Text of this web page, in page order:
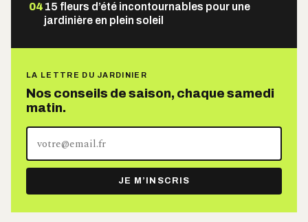
04 15 fleurs d’été incontournables pour une
jardinière en plein soleil
LA LETTRE DU JARDINIER
Nos conseils de saison, chaque samedi
matin.
Votre
adresse
e-
mail
JE M’INSCRIS